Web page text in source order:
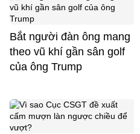
Bắt người đàn ông mang
theo vũ khí gần sân golf
của ông Trump